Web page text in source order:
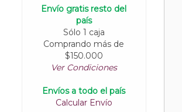
Envío gratis resto del
país
Sólo 1 caja
Comprando más de
$150.000
Ver Condiciones
Envíos a todo el país
Calcular Envío